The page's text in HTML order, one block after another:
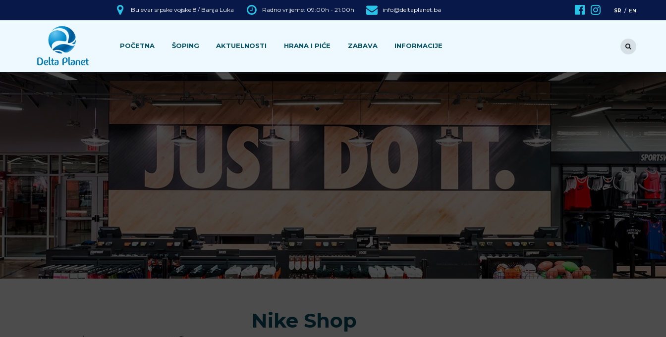
Bulevar srpske vojske 8 / Banja Luka Radno vrijeme: 09:00h - 21:00h info@deltaplanet.ba SR EN
POČETNA ŠOPING AKTUELNOSTI HRANA I PIĆE ZABAVA INFORMACIJE
Nike Shop